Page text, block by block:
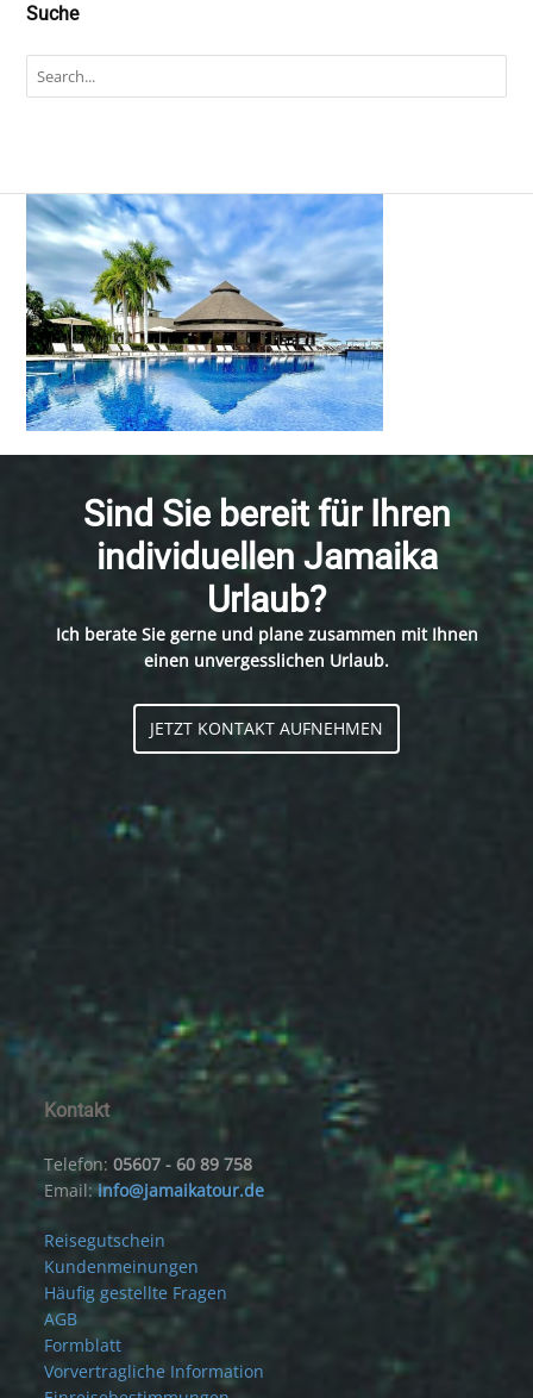
Suche
Sind Sie bereit für Ihren
individuellen Jamaika
Urlaub?
Ich berate Sie gerne und plane zusammen mit Ihnen
einen unvergesslichen Urlaub.
JETZT KONTAKT AUFNEHMEN
Kontakt
Telefon:05607 - 60 89 758
Email:info@jamaikatour.de
Reisegutschein
Kundenmeinungen
Häufig gestellte Fragen
AGB
Formblatt
Vorvertragliche Information